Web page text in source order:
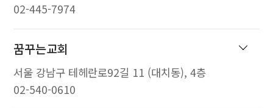
02-445-7974
꿈꾸는교회
서울 강남구 테헤란로92길 11 (대치동), 4층
02-540-0610